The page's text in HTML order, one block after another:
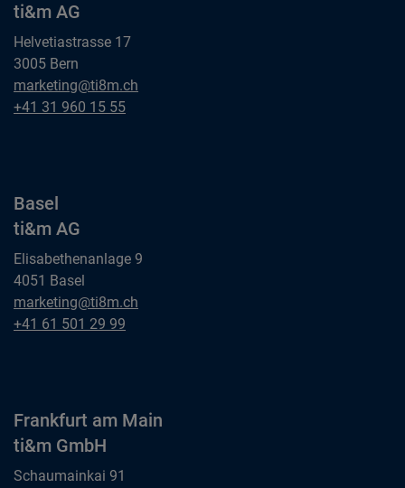
ti&m AG
Helvetiastrasse 17
3005 Bern
Bern
ti&m AG
marketing@ti8m.ch
Bern
+41 31 960 15 55
Basel
ti&m AG
Elisabethenanlage 9
4051 Basel
Basel
ti&m AG
marketing@ti8m.ch
Basel
+41 61 501 29 99
Frankfurt am Main
ti&m GmbH
Schaumainkai 91